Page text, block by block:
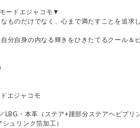
ードエジャコモ▼
ものだけでなく、心まで満たすことを追求
自分自身の内なる輝きをひきたてるクール＆
エジャコモ
LBG・本革（ステア+踵部分ステアヘビプリ
ュリンク箔加工）